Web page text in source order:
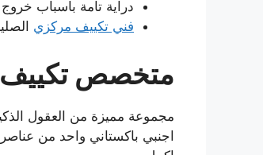
دراية تامة بأسباب
فني تكييف مركزي
متخصص تكييف
مجموعة مميزة من العقول الذكية
اجنبي باكستاني واحد من